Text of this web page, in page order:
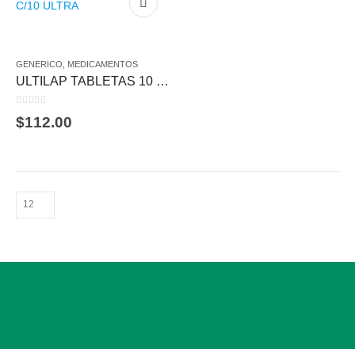
GENERICO MEDICAMENTOS
ULTILAP TABLETAS 10 MG C/10 ULTRA
0
$112.00